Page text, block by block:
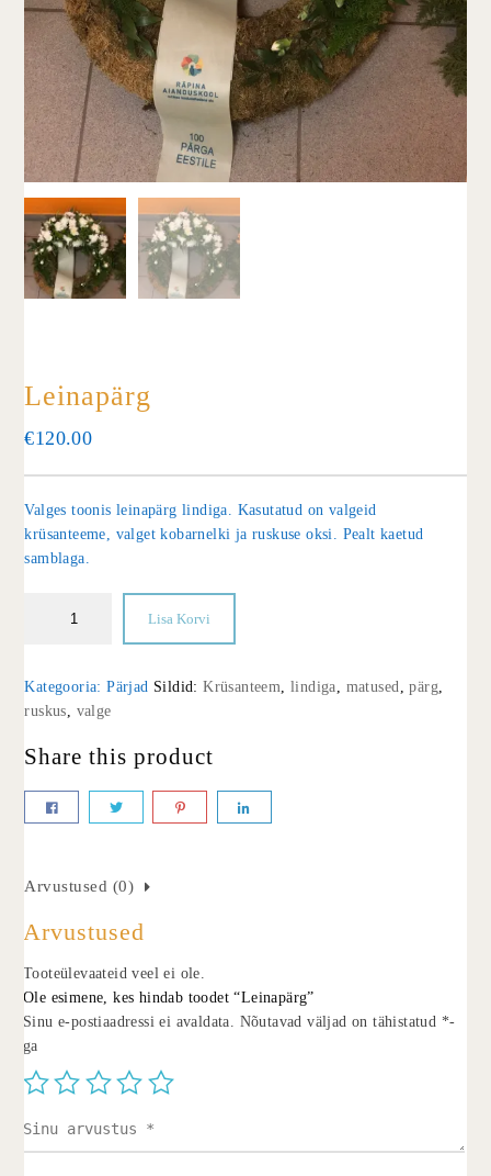
Leinapärg
€120.00
Valges toonis leinapärg lindiga. Kasutatud on valgeid
krüsanteeme, valget kobarnelki ja ruskuse oksi. Pealt kaetud
samblaga.
Lisa Korvi
Kategooria:Pärjad Sildid:Krüsanteem,lindiga, matused,pärg,
ruskus, valge
Share this product
Arvustused (0)
Arvustused
Tooteülevaateid veel ei ole.
Ole esimene, kes hindab toodet “Leinapärg”
Sinu e-postiaadressi ei avaldata. Nõutavad väljad on tähistatud *-
ga